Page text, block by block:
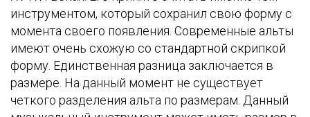
инструментом, который сохранил свою форму с
момента своего появления. Современные альты
имеют очень схожую со стандартной скрипкой
форму. Единственная разница заключается в
размере. На данный момент не существует
четкого разделения альта по размерам. Данный